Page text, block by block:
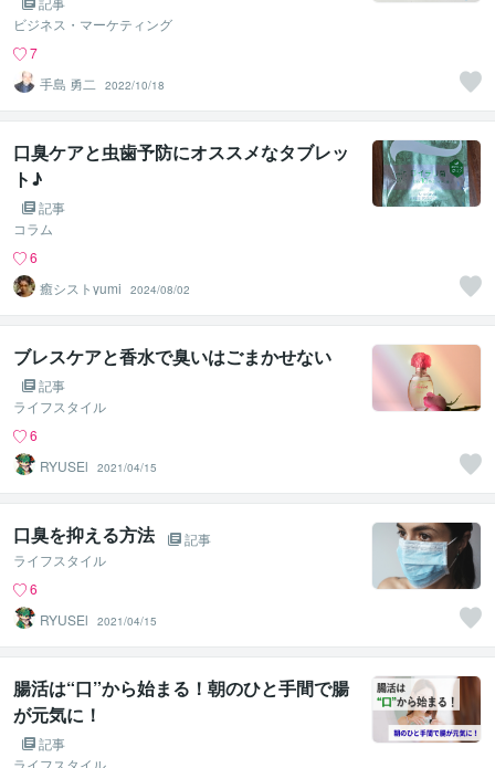
ビジネス・マーケティング
7
手島 勇二
2022/10/18
口臭ケアと虫歯予防にオススメなタブレッ
ト♪
記事
コラム
6
癒シストyumi
2024/08/02
ブレスケアと香水で臭いはごまかせない
記事
ライフスタイル
6
RYUSEl
2021/04/15
口臭を抑える方法
記事
ライフスタイル
6
RYUSEl
2021/04/15
腸活は“口”から始まる！朝のひと手間で腸
が元気に！
記事
ライフスタイル